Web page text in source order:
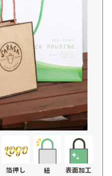
箔押し 紐 表面加工